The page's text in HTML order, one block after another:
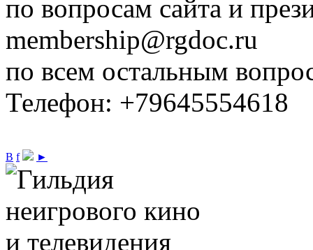
по вопросам сайта и
membership@rgdoc.ru
по всем остальным
Телефон: +79645554618
В f ►